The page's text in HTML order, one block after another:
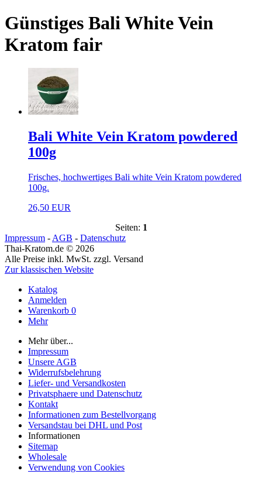
Günstiges Bali White Vein
Kratom fair
Bali White Vein Kratom powdered
100g
Frisches, hochwertiges Bali white Vein Kratom powdered
100g.
26,50 EUR
Seiten: 1
Impressum - AGB - Datenschutz
Thai-Kratom.de © 2026
Alle Preise inkl. MwSt. zzgl. Versand
Zur klassischen Website
Katalog
Anmelden
Warenkorb 0
Mehr
Mehr über...
Impressum
Unsere AGB
Widerrufsbelehrung
Liefer- und Versandkosten
Privatsphaere und Datenschutz
Kontakt
Informationen zum Bestellvorgang
Versandstau bei DHL und Post
Informationen
Sitemap
Wholesale
Verwendung von Cookies